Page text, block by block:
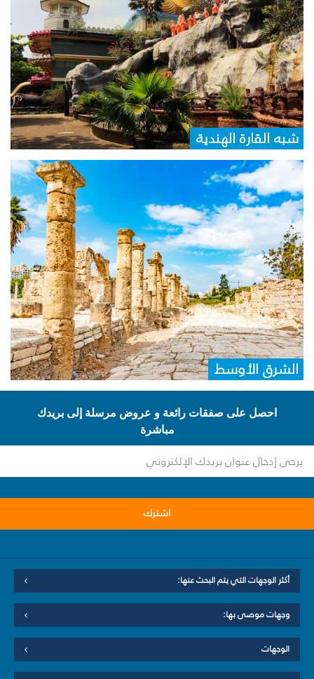
شبه القارة الهندية
الشرق الأوسط
احصل على صفقات رائعة و عروض مرسلة إلى بريدك
مباشرة
اشترك
أكثر الوجهات التي يتم البحث عنها:
وجهات موصى بها:
الوجهات